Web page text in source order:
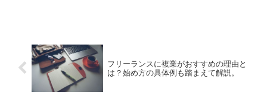
フリーランスに複業がおすすめの理由と
は？始め方の具体例も踏まえて解説。